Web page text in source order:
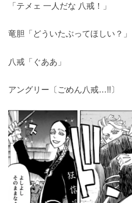
「テメェ 一人だな 八戒！」
竜胆「どういたぶってほしい？」
八戒「ぐああ」
アングリー〔ごめん八戒…!!〕